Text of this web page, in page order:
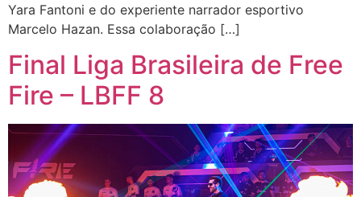
Yara Fantoni e do experiente narrador esportivo
Marcelo Hazan. Essa colaboração […]
Final Liga Brasileira de Free
Fire – LBFF 8